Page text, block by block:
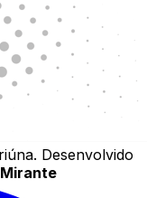
. Desenvolvido
Mirante